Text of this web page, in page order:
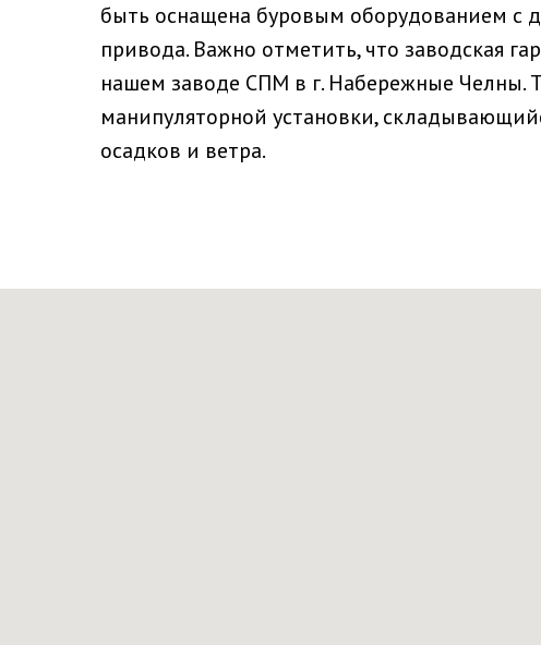
быть оснащена буровым оборудованием с
привода. Важно отметить, что заводская
нашем заводе СПМ в г. Набережные Челны.
манипуляторной установки,
осадков и ветра.